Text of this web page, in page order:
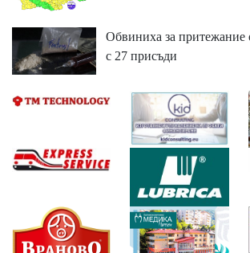
Обвиниха за
с 27 присъди